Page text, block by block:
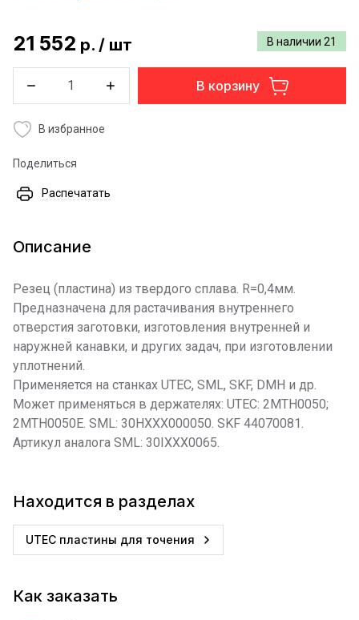
В наличии 21
21 552 р. / шт
В корзину
В избранное
Поделиться
Распечатать
Описание
Резец (пластина) из твердого сплава. R=0,4мм.
Предназначена для растачивания внутреннего
отверстия заготовки, изготовления внутренней и
наружней канавки, и других задач, при изготовлении
уплотнений.
Применяется на станках UTEC, SML, SKF, DMH и др.
Может применяться в держателях: UTEC: 2MTH0050;
2MTH0050E. SML: 30HXXX000050. SKF 44070081.
Артикул аналога SML: 30IXXX0065.
Находится в разделах
UTEC пластины для точения
Как заказать